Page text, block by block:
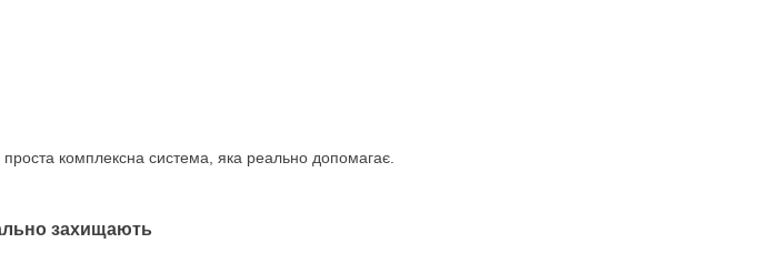
комплексна система, яка реально допомагає.
захищають